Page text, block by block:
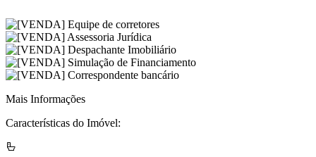
Mais Informações
Características do Imóvel: